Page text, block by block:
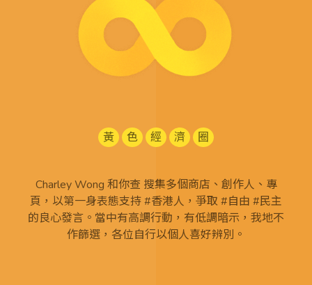
黃 色 經 濟 圈
Charley Wong 和你查 搜集多個商店、創作人、專
頁，以第一身表態支持 #香港人，爭取 #自由 #民主
的良心發言。當中有高調行動，有低調暗示，我地不
作篩選，各位自行以個人喜好辨別。